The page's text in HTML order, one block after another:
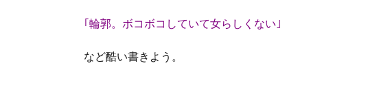
｢輪郭。ボコボコしていて女らしくない｣
など酷い書きよう。